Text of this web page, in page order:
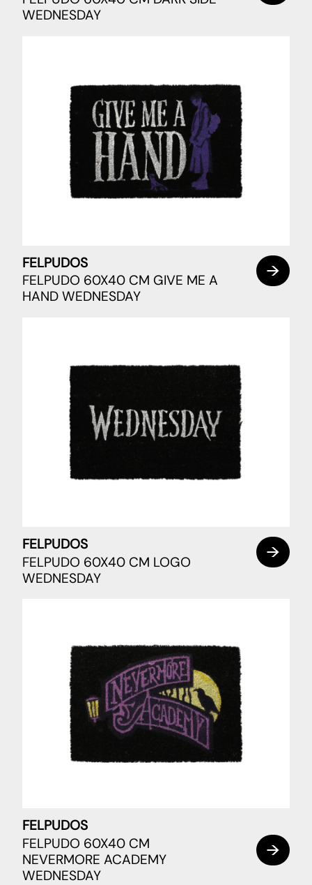
WEDNESDAY
FELPUDOS
FELPUDO 60X40 CM GIVE ME A
HAND WEDNESDAY
FELPUDOS
FELPUDO 60X40 CM LOGO
WEDNESDAY
FELPUDOS
FELPUDO 60X40 CM
NEVERMORE ACADEMY
WEDNESDAY